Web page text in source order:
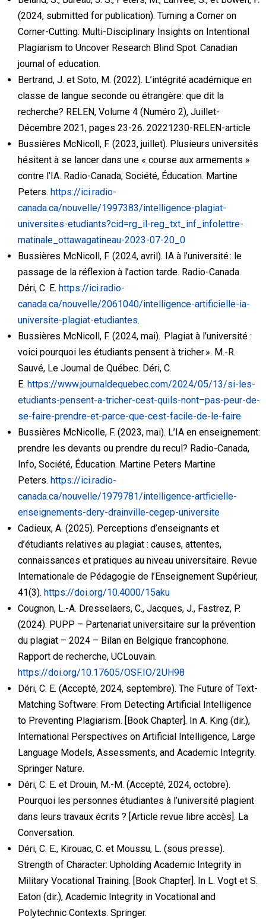
Recherche
Ressources
Événements
PUPP dans les médias
English
(2024, submitted for publication). Turning a Corner on
Corner-Cutting: Multi-Disciplinary Insights on Intentional
Plagiarism to Uncover Research Blind Spot. Canadian
journal of education.
Bertrand, J. et Soto, M. (2022). L’intégrité académique en
classe de langue seconde ou étrangère: que dit la
recherche? RELEN, Volume 4 (Numéro 2), Juillet-
Décembre 2021, pages 23-26. 20221230-RELEN-article
Bussières McNicoll, F. (2023, juillet). Plusieurs universités
hésitent à se lancer dans une « course aux armements »
contre l’IA. Radio-Canada, Société, Éducation. Martine
Peters. https://ici.radio-
canada.ca/nouvelle/1997383/intelligence-plagiat-
universites-etudiants?cid=rg_il-reg_txt_inf_infolettre-
matinale_ottawagatineau-2023-07-20_0
Bussières McNicoll, F. (2024, avril). IA à l’université : le
passage de la réflexion à l’action tarde. Radio-Canada.
Déri, C. E. https://ici.radio-
canada.ca/nouvelle/2061040/intelligence-artificielle-ia-
universite-plagiat-etudiantes.
Bussières McNicoll, F. (2024, mai). Plagiat à l’université :
voici pourquoi les étudiants pensent à tricher ». M.-R.
Sauvé, Le Journal de Québec. Déri, C.
E. https://www.journaldequebec.com/2024/05/13/si-les-
etudiants-pensent-a-tricher-cest-quils-nont–pas-peur-de-
se-faire-prendre-et-parce-que-cest-facile-de-le-faire
Bussières McNicolle, F. (2023, mai). L’IA en enseignement:
prendre les devants ou prendre du recul? Radio-Canada,
Info, Société, Éducation. Martine Peters Martine
Peters. https://ici.radio-
canada.ca/nouvelle/1979781/intelligence-artficielle-
enseignements-dery-drainville-cegep-universite
Cadieux, A. (2025). Perceptions d’enseignants et
d’étudiants relatives au plagiat : causes, attentes,
connaissances et pratiques au niveau universitaire. Revue
Internationale de Pédagogie de l’Enseignement Supérieur,
41(3). https://doi.org/10.4000/15aku
Cougnon, L.-A. Dresselaers, C., Jacques, J., Fastrez, P.
(2024). PUPP – Partenariat universitaire sur la prévention
du plagiat – 2024 – Bilan en Belgique francophone.
Rapport de recherche, UCLouvain.
https://doi.org/10.17605/OSF.IO/2UH98
Déri, C. E. (Accepté, 2024, septembre). The Future of Text-
Matching Software: From Detecting Artificial Intelligence
to Preventing Plagiarism. [Book Chapter]. In A. King (dir.),
International Perspectives on Artificial Intelligence, Large
Language Models, Assessments, and Academic Integrity.
Springer Nature.
Déri, C. E. et Drouin, M.-M. (Accepté, 2024, octobre).
Pourquoi les personnes étudiantes à l’université plagient
dans leurs travaux écrits ? [Article revue libre accès]. La
Conversation.
Déri, C. E., Kirouac, C. et Moussu, L. (sous presse).
Strength of Character: Upholding Academic Integrity in
Military Vocational Training. [Book Chapter]. In L. Vogt et S.
Eaton (dir.), Academic Integrity in Vocational and
Polytechnic Contexts. Springer.